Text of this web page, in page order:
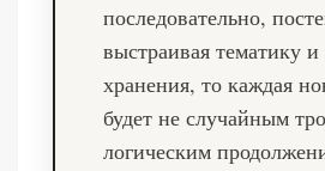
последовательно,
выстраивая тематику и
хранения, то каждая
будет не случайным
логическим